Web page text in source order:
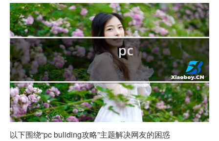
以下围绕“pc buliding攻略”主题解决网友的困惑